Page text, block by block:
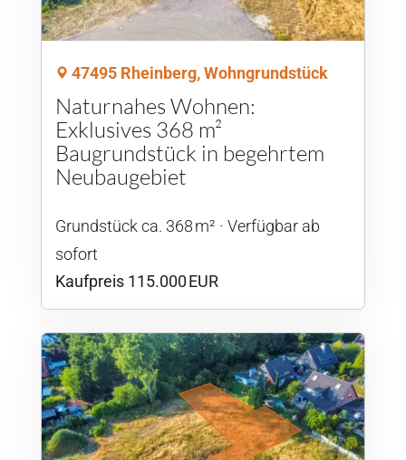
47495 Rheinberg, Wohngrundstück
Naturnahes Wohnen:
Exklusives 368 m²
Baugrundstück in begehrtem
Neubaugebiet
Grund­stück ca. 368 m²
Verfügbar ab
sofort
Kaufpreis 115.000 EUR